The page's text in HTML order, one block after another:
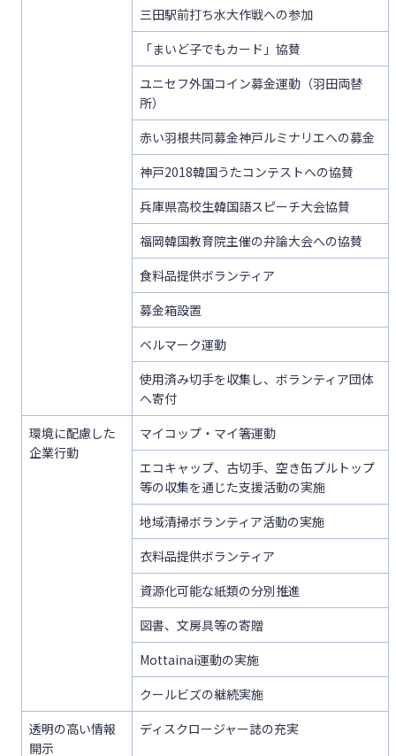
三田駅前打ち水大作戦への参加
「まいど子でもカード」協賛
ユニセフ外国コイン募金運動（羽田両替
所）
赤い羽根共同募金神戸ルミナリエへの募金
神戸2018韓国うたコンテストへの協賛
兵庫県高校生韓国語スピーチ大会協賛
福岡韓国教育院主催の弁論大会への協賛
食料品提供ボランティア
募金箱設置
ベルマーク運動
使用済み切手を収集し、ボランティア団体
へ寄付
環境に配慮した
企業行動
マイコップ・マイ箸運動
エコキャップ、古切手、空き缶プルトップ
等の収集を通じた支援活動の実施
地域清掃ボランティア活動の実施
衣料品提供ボランティア
資源化可能な紙類の分別推進
図書、文房具等の寄贈
Mottainai運動の実施
クールビズの継続実施
透明の高い情報
開示
ディスクロージャー誌の充実